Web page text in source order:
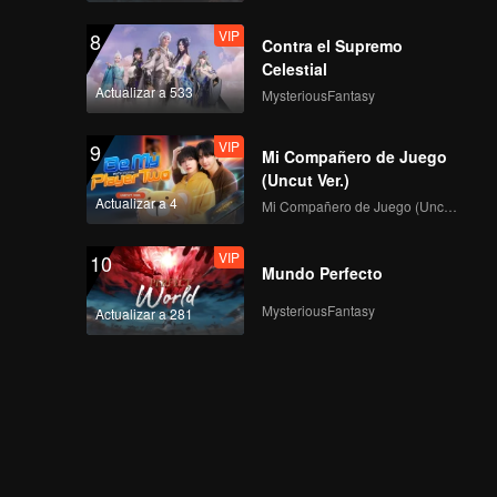
8
Actualizar a 533
VIP
Contra el Supremo
Celestial
MysteriousFantasy
9
Actualizar a 4
VIP
Mi Compañero de Juego
(Uncut Ver.)
Mi Compañero de Juego (Uncut Ver.)
10
Actualizar a 281
VIP
Mundo Perfecto
MysteriousFantasy